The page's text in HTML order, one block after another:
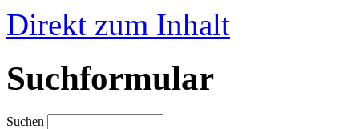
Direkt zum Inhalt
Suchformular
Suchen